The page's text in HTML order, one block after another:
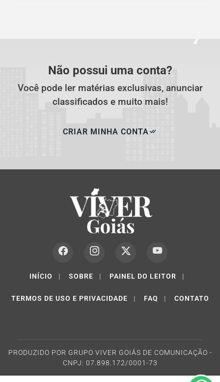
Não possui uma conta?
Você pode ler matérias exclusivas, anunciar
classificados e muito mais!
CRIAR MINHA CONTA
INÍCIO | SOBRE | PAINEL DO LEITOR |
TERMOS DE USO E PRIVACIDADE | FAQ | CONTATO
PRODUZIDO POR GRUPO VIVER GOIÁS DE COMUNICAÇÃO -
CNPJ: 07.898.172/0001-73
de navegação. Ao continuar o acesso, entendemos que
você concorda com nossos Termos de Uso e